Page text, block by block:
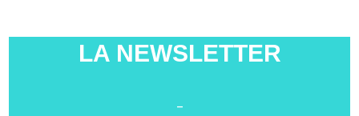
LA NEWSLETTER
-